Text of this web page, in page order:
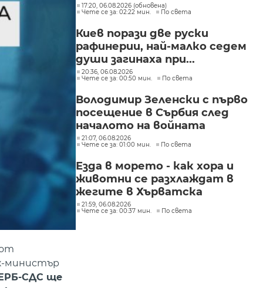
министър
СДС ще
17:20, 06.08.2026 (обновена)
Чете се за: 02:22 мин.
По света
Киев порази две руски
рафинерии, най-малко седем
души загинаха при...
20:36, 06.08.2026
Чете се за: 00:50 мин.
По света
Володимир Зеленски с първо
посещение в Сърбия след
началото на войната
21:07, 06.08.2026
Чете се за: 01:00 мин.
По света
Езда в морето - как хора и
животни се разхлаждат в
жегите в Хърватска
21:59, 06.08.2026
Чете се за: 00:37 мин.
По света